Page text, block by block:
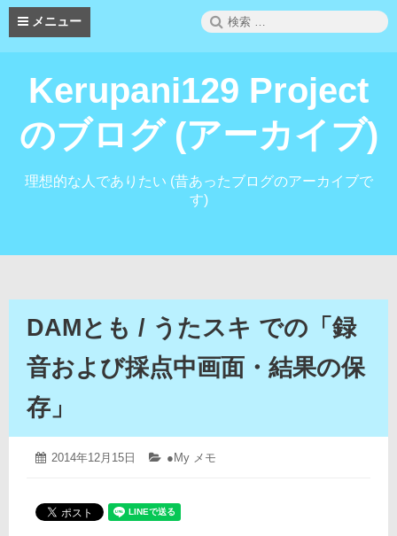
コ
メニュー
検
索:
Kerupani129 Project
のブログ (アーカイブ)
理想的な人でありたい (昔あったブログのアーカイブで
す)
DAMとも / うたスキ での「録
音および採点中画面・結果の保
存」
投
2014年12月15日
2019
月
12
カ
リ
ー:
●My メモ